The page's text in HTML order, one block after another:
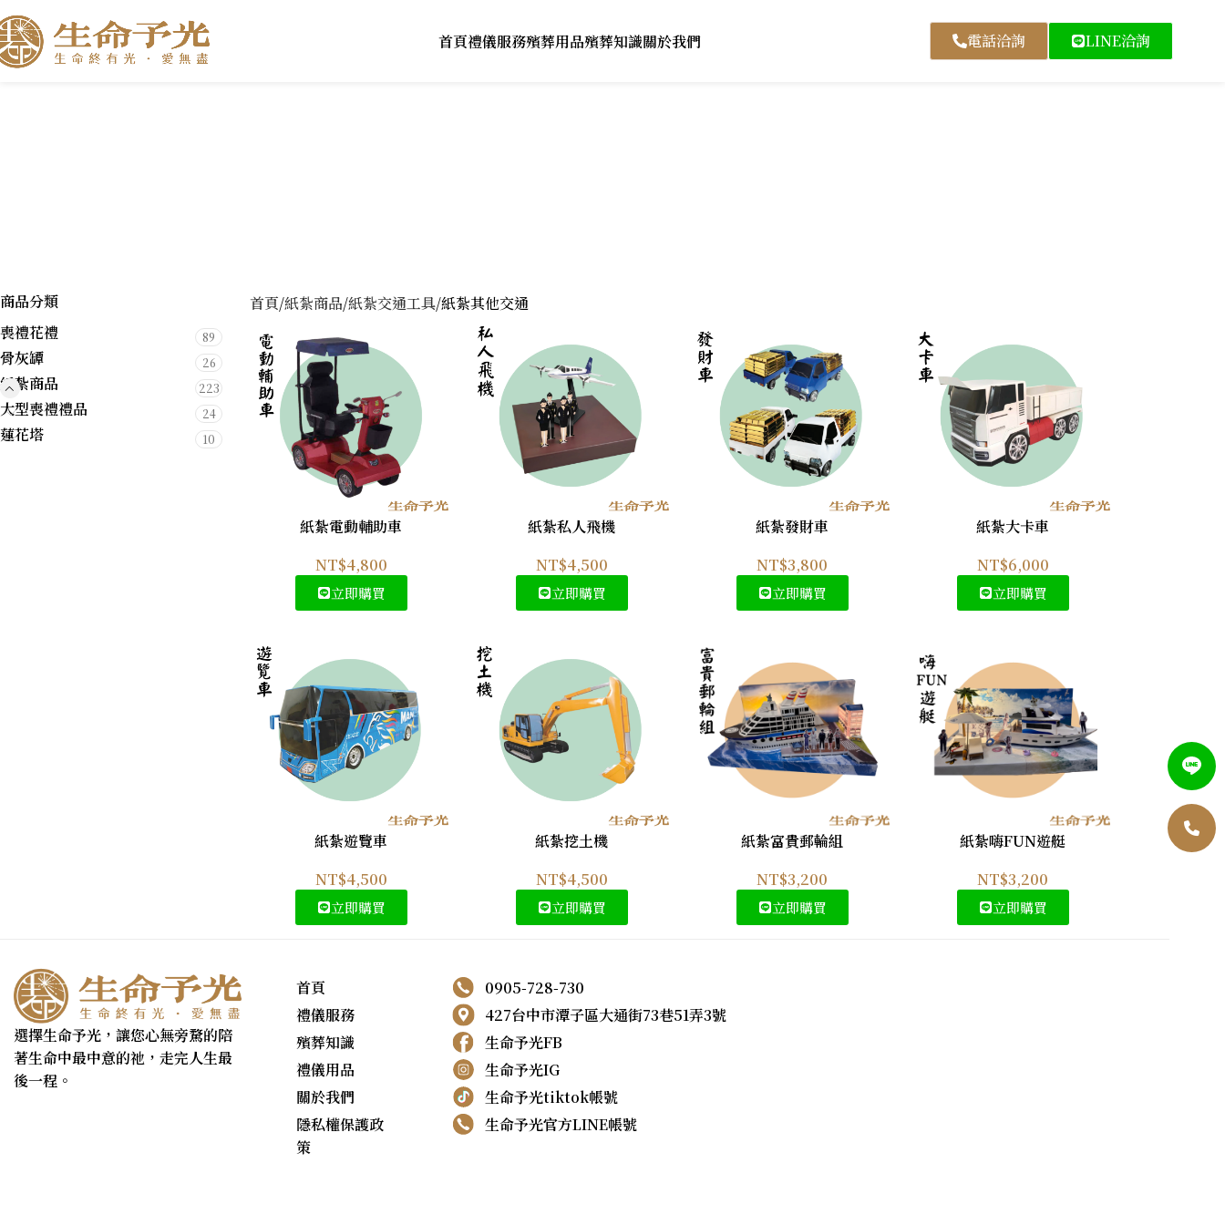
首頁禮儀服務殯葬用品殯葬知識關於我們 電話洽詢 LINE洽詢
商品分類
喪禮花禮
89
骨灰罈 26
紙紮商品 223
大型喪禮禮品 24
蓮花塔 10
首頁 紙紮商品 紙紮交通工具 紙紮其他交通
紙紮電動輔助車
NT$4,800
立即購買
紙紮私人飛機
NT$4,500
立即購買
紙紮發財車
NT$3,800
立即購買
紙紮大卡車
NT$6,000
立即購買
紙紮遊覽車
NT$4,500
立即購買
紙紮挖土機
NT$4,500
立即購買
紙紮富貴郵輪組
NT$3,200
立即購買
紙紮嗨FUN遊艇
NT$3,200
立即購買
選擇生命予光，讓您心無旁騖的陪
著生命中最中意的祂，走完人生最
後一程。
首頁
禮儀服務
殯葬知識
禮儀用品
關於我們
隱私權保護政
策
0905-728-730
427台中市潭子區大通街73巷51弄3號
生命予光FB
生命予光IG
生命予光tiktok帳號
生命予光官方LINE帳號